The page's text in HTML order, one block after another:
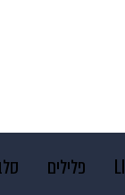
פלילים